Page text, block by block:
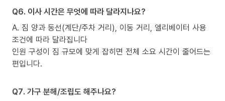
Q6. 이사 시간은 무엇에 따라 달라지나요?
A. 짐 양과 동선(계단/주차 거리), 이동 거리, 엘리베이터 사용
조건에 따라 달라집니다
인원 구성이 짐 규모에 맞게 잡히면 전체 소요 시간이 줄어드는
편입니다.
Q7. 가구 분해/조립도 해주나요?